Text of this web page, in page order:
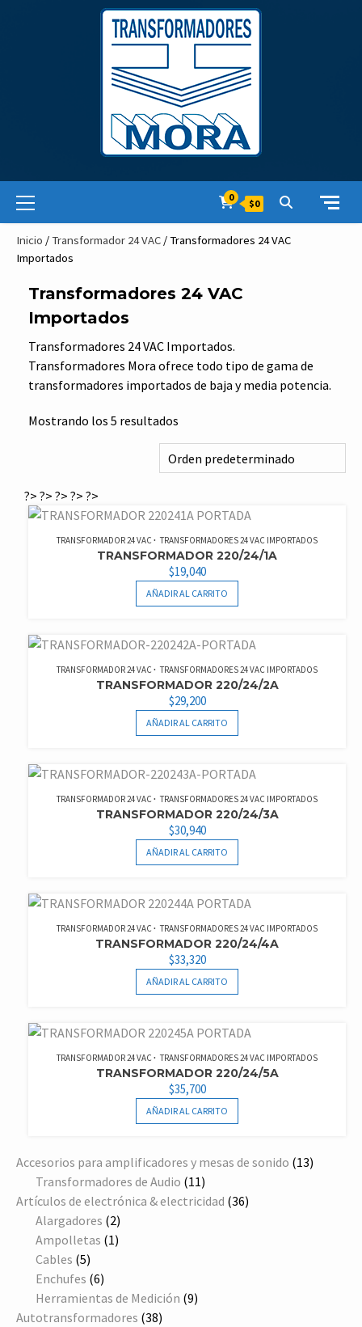
Primary
Menu
0
$0
Inicio /Transformador 24 VAC / Transformadores 24 VAC
Importados
Transformadores 24 VAC
Importados
Transformadores 24 VAC Importados.
Transformadores Mora ofrece todo tipo de gama de
transformadores importados de baja y media potencia.
Mostrando los 5 resultados
?>
TRANSFORMADOR 24 VAC TRANSFORMADORES 24 VAC IMPORTADOS
TRANSFORMADOR 220/24/1A
$19,040
AÑADIR AL CARRITO
?>
TRANSFORMADOR 24 VAC TRANSFORMADORES 24 VAC IMPORTADOS
TRANSFORMADOR 220/24/2A
$29,200
AÑADIR AL CARRITO
?>
TRANSFORMADOR 24 VAC TRANSFORMADORES 24 VAC IMPORTADOS
TRANSFORMADOR 220/24/3A
$30,940
AÑADIR AL CARRITO
?>
TRANSFORMADOR 24 VAC TRANSFORMADORES 24 VAC IMPORTADOS
TRANSFORMADOR 220/24/4A
$33,320
AÑADIR AL CARRITO
?>
TRANSFORMADOR 24 VAC TRANSFORMADORES 24 VAC IMPORTADOS
TRANSFORMADOR 220/24/5A
$35,700
AÑADIR AL CARRITO
Accesorios para amplificadores y mesas de sonido 1313
Transformadores de Audio 1111
productos
Artículos de electrónica & electricidad 3636
Alargadores 22
productos
Ampolletas 11
Cables 55
productos
Enchufes 66
productos
Herramientas de Medición 99
Autotransformadores 3838